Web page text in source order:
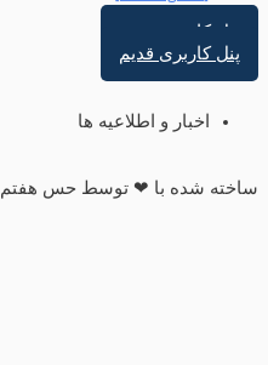
پنل کاربری جدید
پنل کاربری قدیم
اخبار و اطلاعیه ها
ساخته شده با ❤ توسط حس هفتم